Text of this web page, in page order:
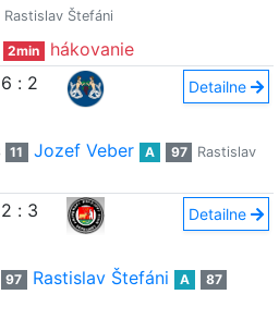
Rastislav Štefáni
2min
hákovanie
6 : 2 Detailne
11 Jozef Veber A 97
Rastislav
2 : 3 Detailne
97 Rastislav Štefáni A
87